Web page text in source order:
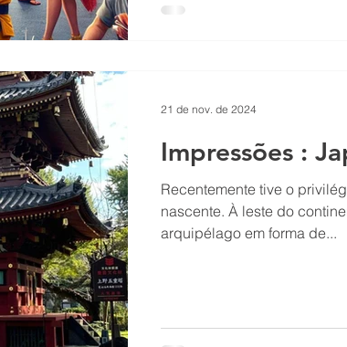
Impressões :
Recentemente tive o
nascente. À leste do
arquipélago em forma de...
21 de nov. de 2024